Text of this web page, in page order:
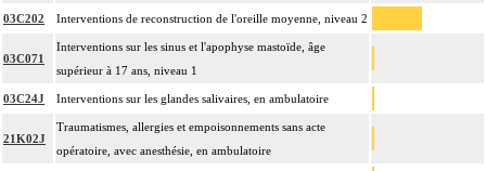
03C202 Interventions de reconstruction de l'oreille moyenne, niveau 2
03C071
Interventions sur les sinus et l'apophyse mastoïde, âge
supérieur à 17 ans, niveau 1
03C24J Interventions sur les glandes salivaires, en ambulatoire
21K02J
Traumatismes, allergies et empoisonnements sans acte
opératoire, avec anesthésie, en ambulatoire